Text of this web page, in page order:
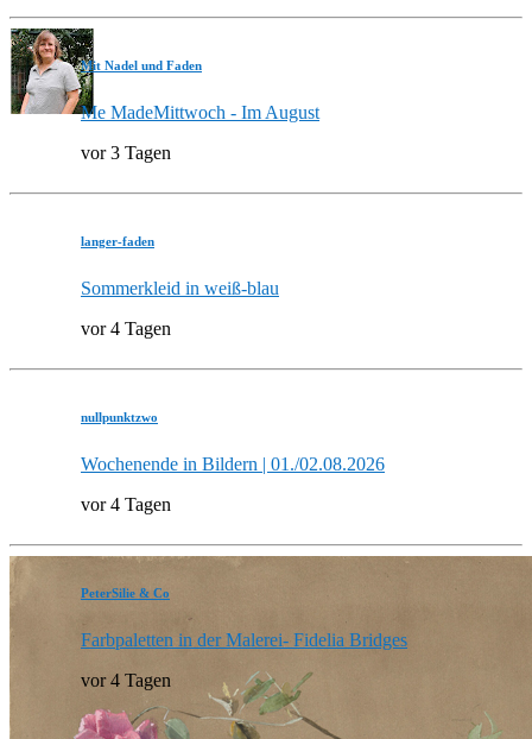
Mit Nadel und Faden
Me MadeMittwoch - Im August
vor 3 Tagen
langer-faden
Sommerkleid in weiß-blau
vor 4 Tagen
nullpunktzwo
Wochenende in Bildern | 01./02.08.2026
vor 4 Tagen
PeterSilie & Co
Farbpaletten in der Malerei- Fidelia Bridges
vor 4 Tagen